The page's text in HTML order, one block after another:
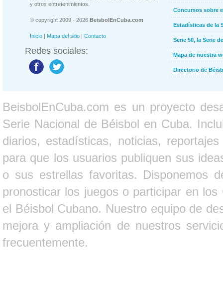
y otros entretenimientos.
© copyright 2009 - 2026 BeisbolEnCuba.com
Inicio | Mapa del sitio | Contacto
Redes sociales:
Concursos sobre
Estadísticas de la
Serie 50, la Serie
Mapa de nuestra
Directorio de
BeisbolEnCuba.com es un proyecto
Serie Nacional de Béisbol en Cuba.
diarios, estadísticas, noticias,
para que los usuarios publiquen sus
o sus estrellas favoritas. Disponemos
pronosticar los juegos o participar en
el Béisbol Cubano. Nuestro equipo de
mejora y ampliación de nuestros
frecuentemente.